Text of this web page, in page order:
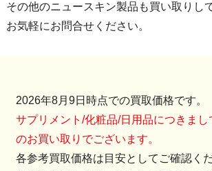
その他のニュースキン製品も買い取りし
お気軽にお問合せください。
2026年8月9日時点での買取価格です。
サプリメント/化粧品/日用品につきまし
のお買い取りでございます。
各参考買取価格は目安としてご確認くだ